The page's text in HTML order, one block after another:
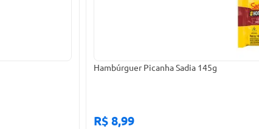
Hambúrguer Picanha Sadia 145g
R$ 8,99